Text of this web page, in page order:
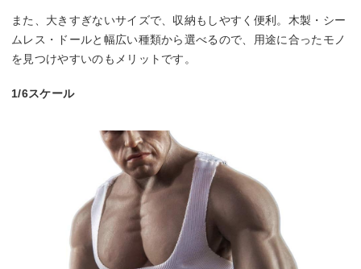
また、大きすぎないサイズで、収納もしやすく便利。木製・シー
ムレス・ドールと幅広い種類から選べるので、用途に合ったモノ
を見つけやすいのもメリットです。
1/6スケール